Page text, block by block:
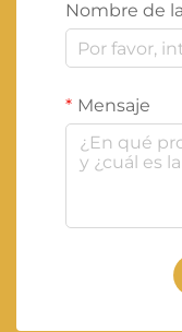
Nombre de
Mensaje